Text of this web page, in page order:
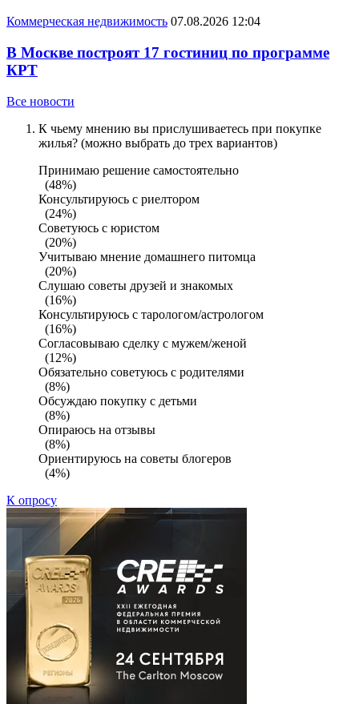
Коммерческая недвижимость 07.08.2026 12:04
В Москве построят 17 гостиниц по программе
КРТ
Все новости
К чьему мнению вы прислушиваетесь при покупке
жилья? (можно выбрать до трех вариантов)
Принимаю решение самостоятельно
(48%)
Консультируюсь с риелтором
(24%)
Советуюсь с юристом
(20%)
Учитываю мнение домашнего питомца
(20%)
Слушаю советы друзей и знакомых
(16%)
Консультируюсь с тарологом/астрологом
(16%)
Согласовываю сделку с мужем/женой
(12%)
Обязательно советуюсь с родителями
(8%)
Обсуждаю покупку с детьми
(8%)
Опираюсь на отзывы
(8%)
Ориентируюсь на советы блогеров
(4%)
К опросу